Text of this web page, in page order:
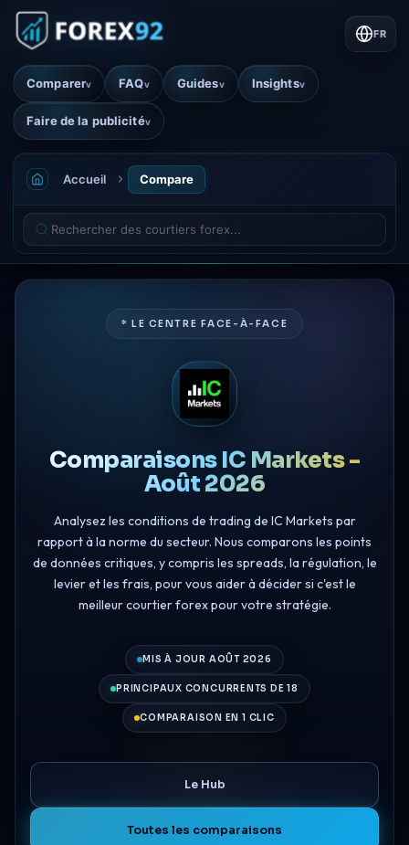
Comparerv FAQv Guidesv Insightsv
Faire de la publicitév
FR
Accueil Compare
* LE CENTRE FACE-À-FACE
Comparaisons IC Markets -
Août 2026
Analysez les conditions de trading de IC Markets par
rapport à la norme du secteur. Nous comparons les points
de données critiques, y compris les spreads, la régulation, le
levier et les frais, pour vous aider à décider si c'est le
meilleur courtier forex pour votre stratégie.
MIS À JOUR AOÛT 2026
PRINCIPAUX CONCURRENTS DE 18
COMPARAISON EN 1 CLIC
Le Hub
Toutes les comparaisons